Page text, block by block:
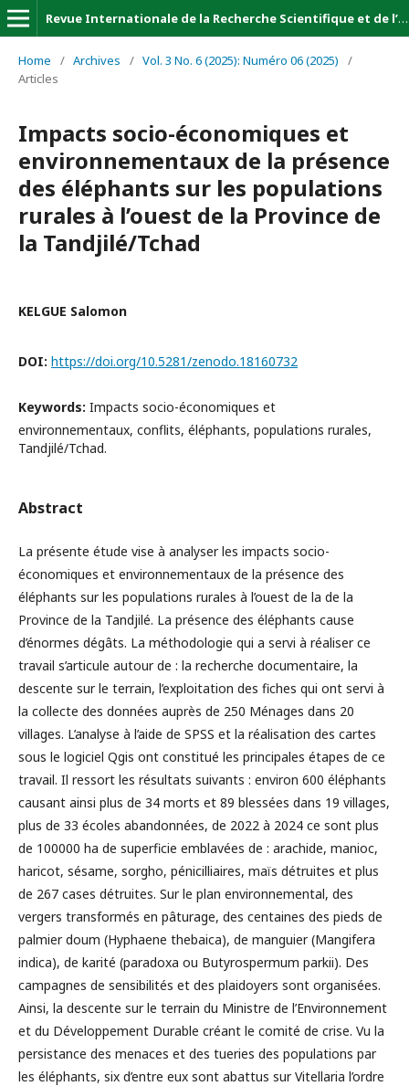
Revue Internationale de la Recherche Scientifique et de l’Innovation (Revue-IRSI)
Home / Archives / Vol. 3 No. 6 (2025): Numéro 06 (2025)
/
Articles
Impacts socio-économiques et
environnementaux de la présence
des éléphants sur les populations
rurales à l’ouest de la Province de
la Tandjilé/Tchad
KELGUE Salomon
DOI: https://doi.org/10.5281/zenodo.18160732
Keywords: Impacts socio-économiques et
environnementaux, conflits, éléphants, populations rurales,
Tandjilé/Tchad.
Abstract
La présente étude vise à analyser les impacts socio-
économiques et environnementaux de la présence des
éléphants sur les populations rurales à l’ouest de la de la
Province de la Tandjilé. La présence des éléphants cause
d’énormes dégâts. La méthodologie qui a servi à réaliser ce
travail s’articule autour de : la recherche documentaire, la
descente sur le terrain, l’exploitation des fiches qui ont servi à
la collecte des données auprès de 250 Ménages dans 20
villages. L’analyse à l’aide de SPSS et la réalisation des cartes
sous le logiciel Qgis ont constitué les principales étapes de ce
travail. Il ressort les résultats suivants : environ 600 éléphants
causant ainsi plus de 34 morts et 89 blessées dans 19 villages,
plus de 33 écoles abandonnées, de 2022 à 2024 ce sont plus
de 100000 ha de superficie emblavées de : arachide, manioc,
haricot, sésame, sorgho, pénicilliaires, maïs détruites et plus
de 267 cases détruites. Sur le plan environnemental, des
vergers transformés en pâturage, des centaines des pieds de
palmier doum (Hyphaene thebaica), de manguier (Mangifera
indica), de karité (paradoxa ou Butyrospermum parkii). Des
campagnes de sensibilités et des plaidoyers sont organisées.
Ainsi, la descente sur le terrain du Ministre de l’Environnement
et du Développement Durable créant le comité de crise. Vu la
persistance des menaces et des tueries des populations par
les éléphants, six d’entre eux sont abattus sur Vitellaria l’ordre